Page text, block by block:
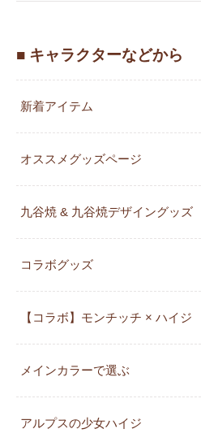
■ キャラクターなどから
新着アイテム
オススメグッズページ
九谷焼 & 九谷焼デザイングッズ
コラボグッズ
【コラボ】モンチッチ × ハイジ
メインカラーで選ぶ
アルプスの少女ハイジ